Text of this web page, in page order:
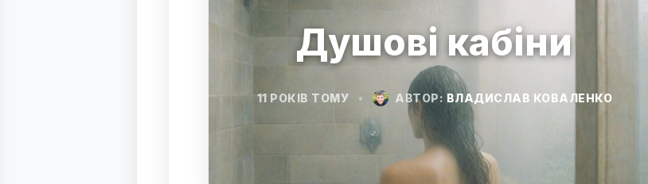
Душові кабіни
11 РОКІВ ТОМУ • АВТОР: ВЛАДИСЛАВ КОВАЛЕНКО